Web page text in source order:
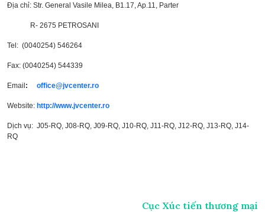
Địa chỉ: Str. General Vasile Milea, B1.17, Ap.11, Parter
R- 2675 PETROSANI
Tel: (0040254) 546264
Fax: (0040254) 544339
Email: office@jvcenter.ro
Website: http://www.jvcenter.ro
Dịch vụ: J05-RQ, J08-RQ, J09-RQ, J10-RQ, J11-RQ, J12-RQ, J13-RQ, J14-
RQ
Cục Xúc tiến thương mại